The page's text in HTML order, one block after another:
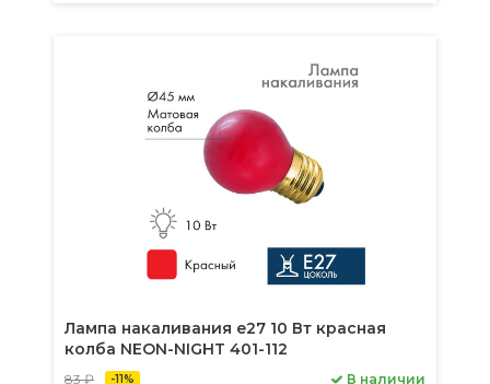
Лампа накаливания e27 10 Вт красная
колба NEON-NIGHT 401-112
83 ₽ -11% В наличии